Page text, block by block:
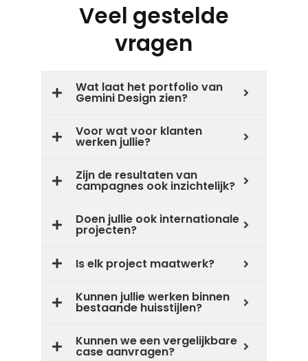
Veel gestelde
vragen
Wat laat het portfolio van
Gemini Design zien?
Voor wat voor klanten
werken jullie?
Zijn de resultaten van
campagnes ook inzichtelijk?
Doen jullie ook internationale
projecten?
Is elk project maatwerk?
Kunnen jullie werken binnen
bestaande huisstijlen?
Kunnen we een vergelijkbare
case aanvragen?